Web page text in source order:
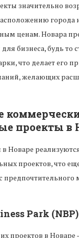
значительно
города
ценам. Новара
бизнеса, будь то
что делает его
желающих
проекты в
Новаре
проектов, что
предпочтительного
Park (NBP)
проектов в Новаре